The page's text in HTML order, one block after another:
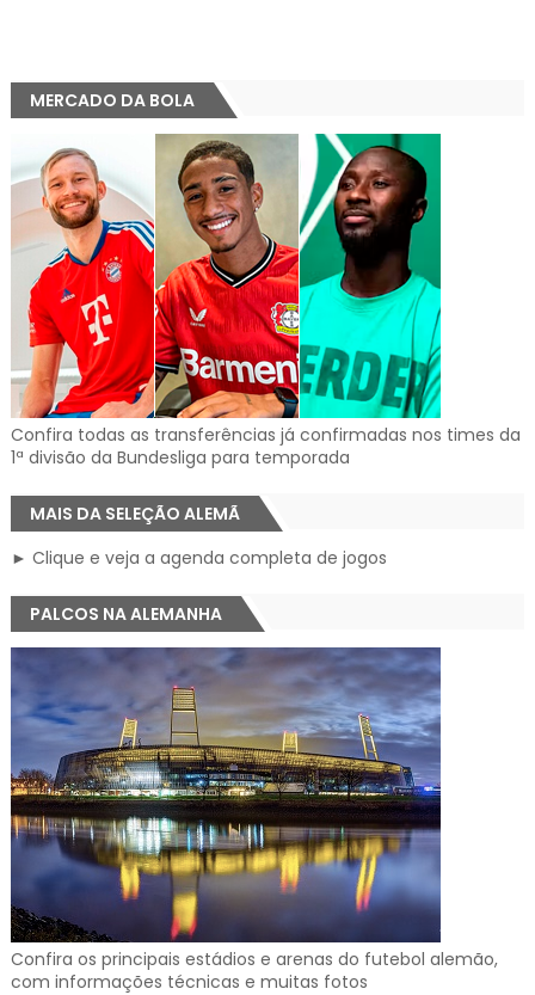
MERCADO DA BOLA
Confira todas as transferências já confirmadas nos times da
1ª divisão da Bundesliga para temporada
MAIS DA SELEÇÃO ALEMÃ
► Clique e veja a agenda completa de jogos
PALCOS NA ALEMANHA
Confira os principais estádios e arenas do futebol alemão,
com informações técnicas e muitas fotos